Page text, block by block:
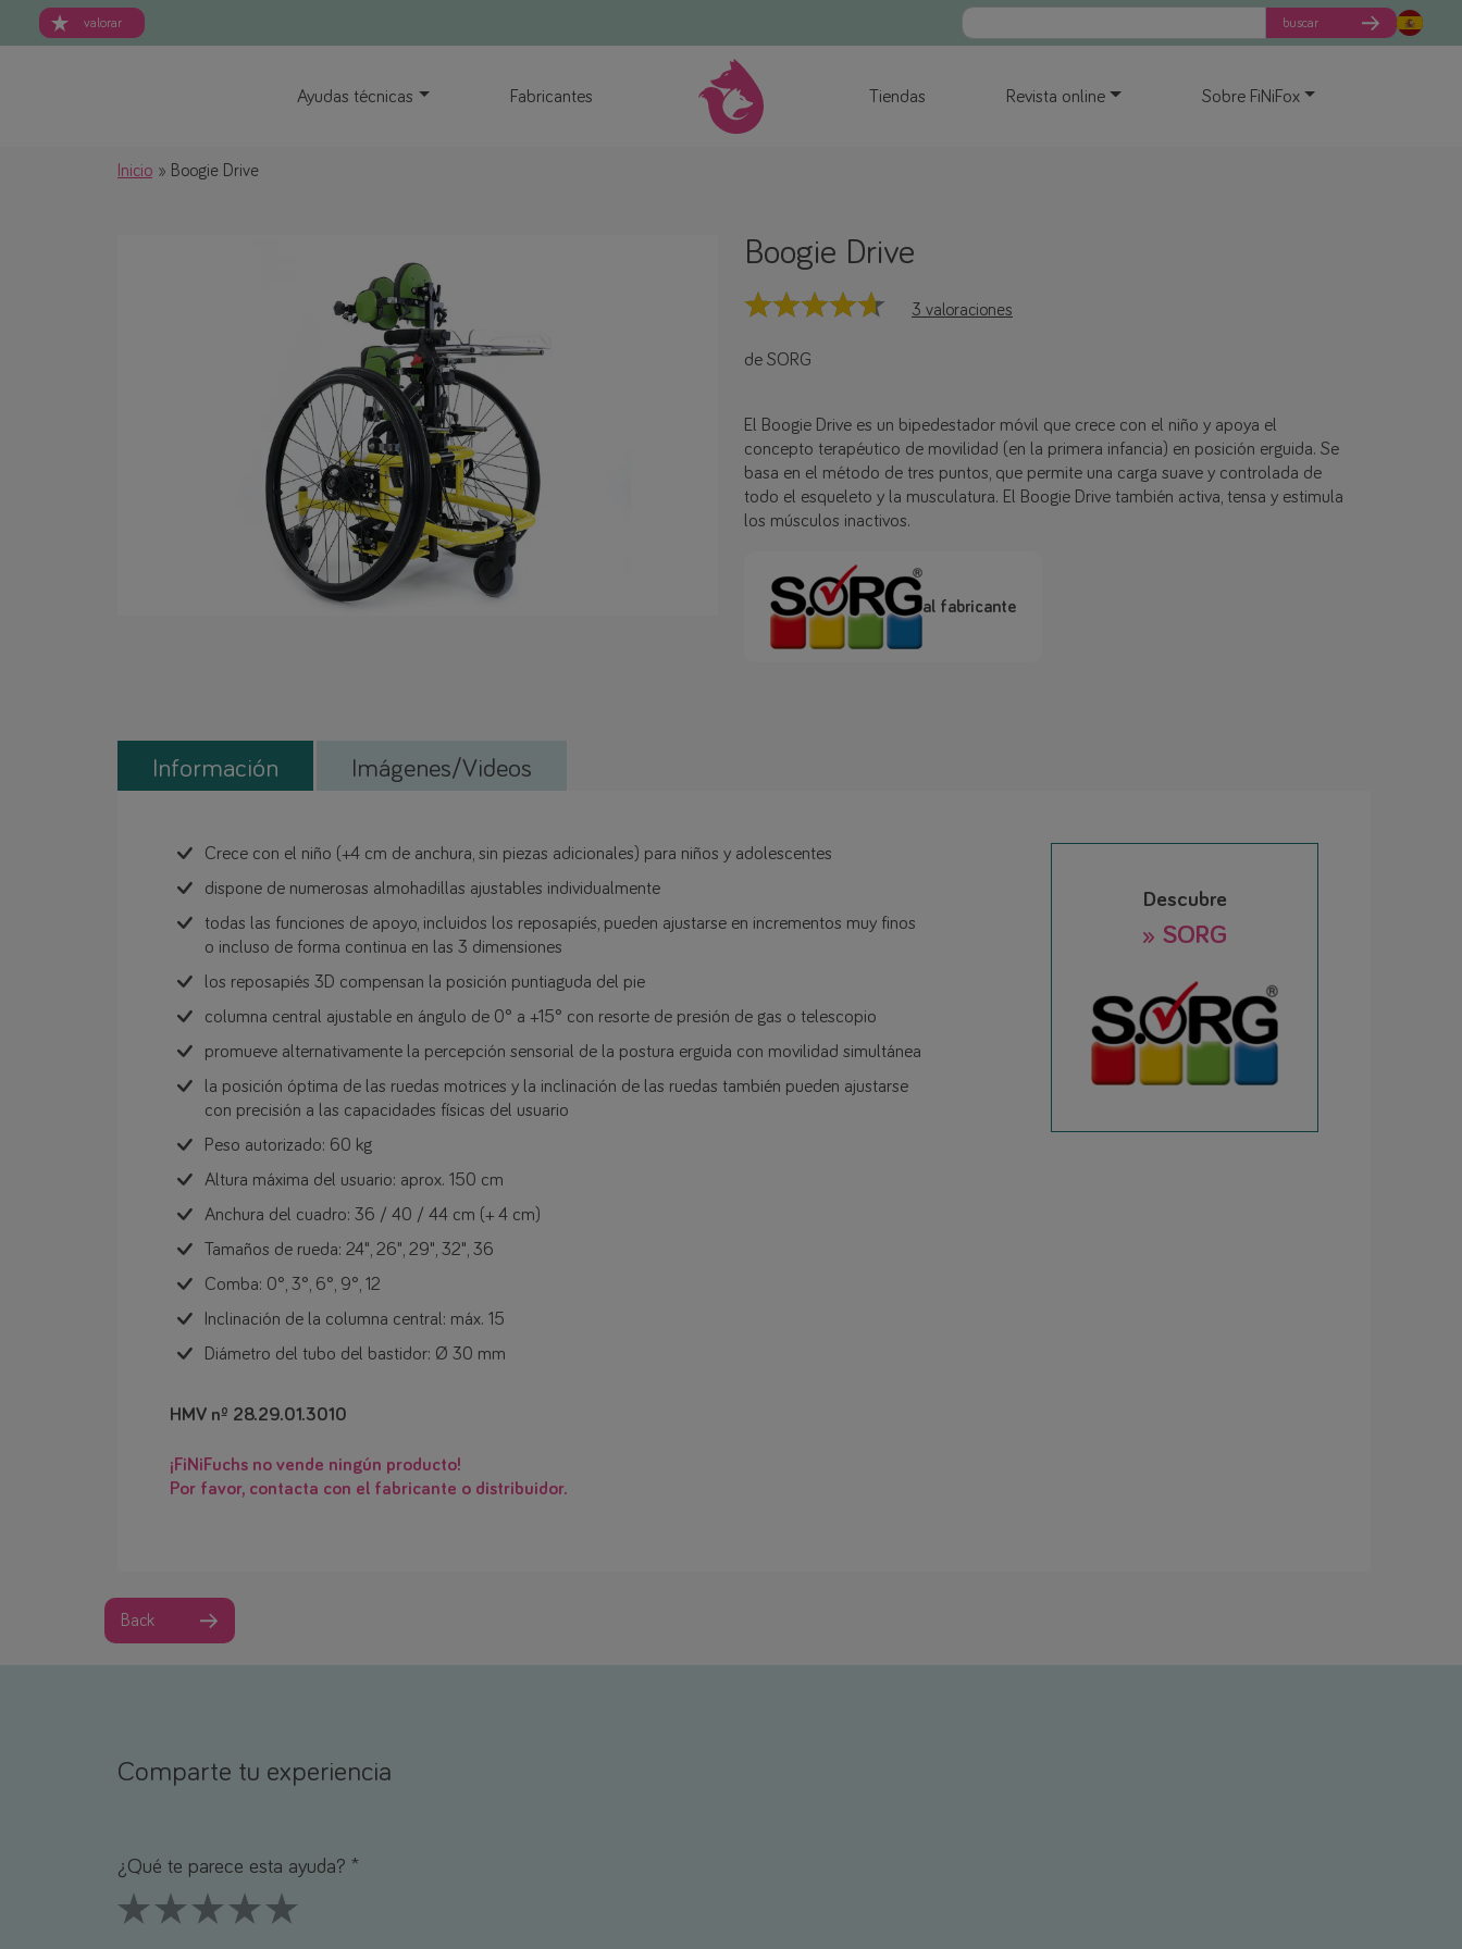
valorar buscar
Ayudas técnicas Fabricantes Tiendas Revista online Sobre FiNiFox
Inicio Boogie Drive
Boogie Drive
3 valoraciones
de SORG
El Boogie Drive es un bipedestador móvil que crece con el niño y apoya el
concepto terapéutico de movilidad (en la primera infancia) en posición erguida. Se
basa en el método de tres puntos, que permite una carga suave y controlada de
todo el esqueleto y la musculatura. El Boogie Drive también activa, tensa y estimula
los músculos inactivos.
al fabricante
Información Imágenes/Videos
Crece con el niño (+4 cm de anchura, sin piezas adicionales) para niños y adolescentes
dispone de numerosas almohadillas ajustables individualmente
todas las funciones de apoyo, incluidos los reposapiés, pueden ajustarse en incrementos muy finos
o incluso de forma continua en las 3 dimensiones
los reposapiés 3D compensan la posición puntiaguda del pie
columna central ajustable en ángulo de 0° a +15° con resorte de presión de gas o telescopio
promueve alternativamente la percepción sensorial de la postura erguida con movilidad simultánea
la posición óptima de las ruedas motrices y la inclinación de las ruedas también pueden ajustarse
con precisión a las capacidades físicas del usuario
Peso autorizado: 60 kg
Altura máxima del usuario: aprox. 150 cm
Anchura del cuadro: 36 / 40 / 44 cm (+ 4 cm)
Tamaños de rueda: 24", 26", 29", 32", 36
Comba: 0°, 3°, 6°, 9°, 12
Inclinación de la columna central: máx. 15
Diámetro del tubo del bastidor: Ø 30 mm
HMV nº 28.29.01.3010
¡FiNiFuchs no vende ningún producto!
Por favor, contacta con el fabricante o distribuidor.
Descubre
» SORG
Back
Comparte tu experiencia
¿Qué te parece esta ayuda? *